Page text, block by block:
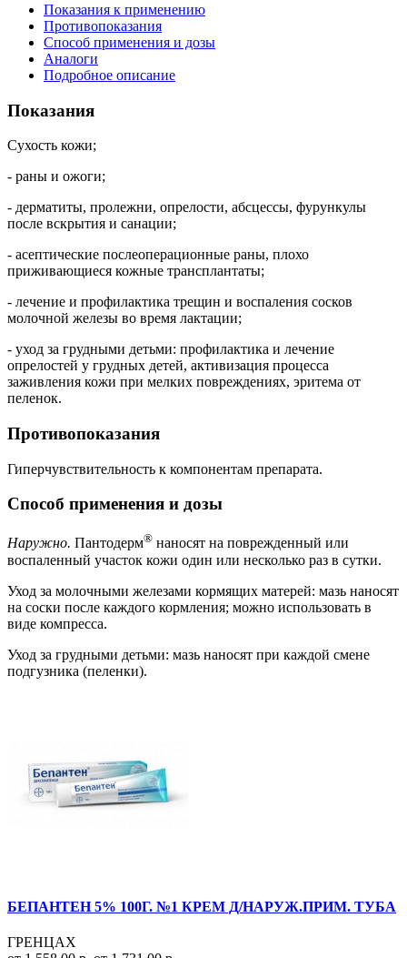
Показания к применению
Противопоказания
Способ применения и дозы
Аналоги
Подробное описание
Показания
Сухость кожи;
- раны и ожоги;
- дерматиты, пролежни, опрелости, абсцессы, фурункулы
после вскрытия и санации;
- асептические послеоперационные раны, плохо
приживающиеся кожные трансплантаты;
- лечение и профилактика трещин и воспаления сосков
молочной железы во время лактации;
- уход за грудными детьми: профилактика и лечение
опрелостей у грудных детей, активизация процесса
заживления кожи при мелких повреждениях, эритема от
пеленок.
Противопоказания
Гиперчувствительность к компонентам препарата.
Способ применения и дозы
Наружно. Пантодерм® наносят на поврежденный или
воспаленный участок кожи один или несколько раз в сутки.
Уход за молочными железами кормящих матерей: мазь наносят
на соски после каждого кормления; можно использовать в
виде компресса.
Уход за грудными детьми: мазь наносят при каждой смене
подгузника (пеленки).
БЕПАНТЕН 5% 100Г. №1 КРЕМ Д/НАРУЖ.ПРИМ. ТУБА
ГРЕНЦАХ